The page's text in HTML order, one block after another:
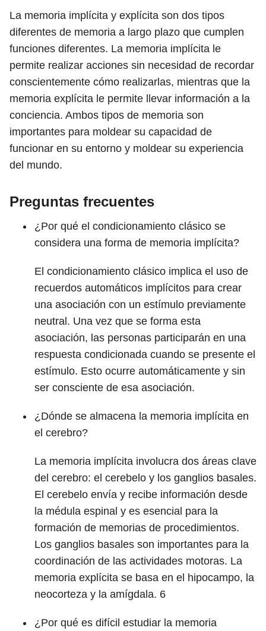
La memoria implícita y explícita son dos tipos
diferentes de memoria a largo plazo que cumplen
funciones diferentes. La memoria implícita le
permite realizar acciones sin necesidad de recordar
conscientemente cómo realizarlas, mientras que la
memoria explícita le permite llevar información a la
conciencia. Ambos tipos de memoria son
importantes para moldear su capacidad de
funcionar en su entorno y moldear su experiencia
del mundo.
Preguntas frecuentes
¿Por qué el condicionamiento clásico se
considera una forma de memoria implícita?
El condicionamiento clásico implica el uso de
recuerdos automáticos implícitos para crear
una asociación con un estímulo previamente
neutral. Una vez que se forma esta
asociación, las personas participarán en una
respuesta condicionada cuando se presente el
estímulo. Esto ocurre automáticamente y sin
ser consciente de esa asociación.
¿Dónde se almacena la memoria implícita en
el cerebro?
La memoria implícita involucra dos áreas clave
del cerebro: el cerebelo y los ganglios basales.
El cerebelo envía y recibe información desde
la médula espinal y es esencial para la
formación de memorias de procedimientos.
Los ganglios basales son importantes para la
coordinación de las actividades motoras. La
memoria explícita se basa en el hipocampo, la
neocorteza y la amígdala. 6
¿Por qué es difícil estudiar la memoria